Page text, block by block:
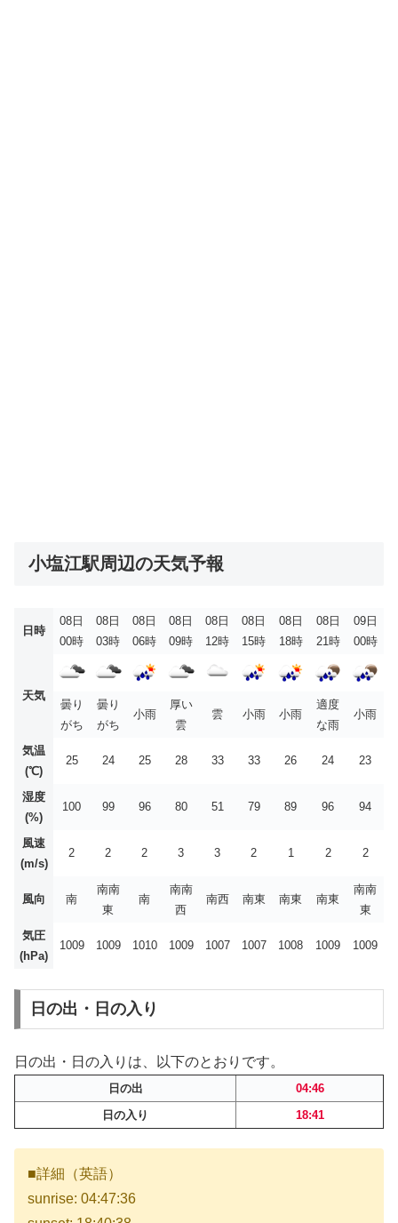
小塩江駅周辺の天気予報
日時
08日
00時
08日
03時
08日
06時
08日
09時
08日
12時
08日
15時
08日
18時
08日
21時
09日
00時
天気
曇り
がち
曇り
がち
小雨
厚い
雲
雲 小雨 小雨
適度
な雨
小雨
気温
(℃)
25 24 25 28 33 33 26 24 23
湿度
(%)
100 99 96 80 51 79 89 96 94
風速
(m/s)
2 2 2 3 3 2 1 2 2
風向 南
南南
東
南
南南
西
南西 南東 南東 南東
南南
東
気圧
(hPa)
1009 1009 1010 1009 1007 1007 1008 1009 1009
日の出・日の入り
日の出・日の入りは、以下のとおりです。
日の出
04:46
日の入り
18:41
■詳細（英語）
sunrise: 04:47:36